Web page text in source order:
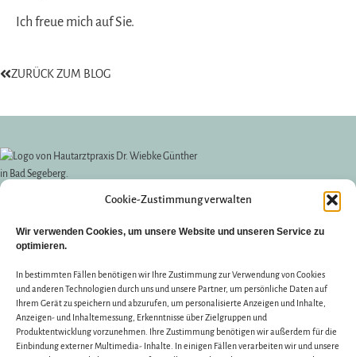
Cookie-Zustimmung verwalten
Wir verwenden Cookies, um unsere Website und unseren Service zu
optimieren.
In bestimmten Fällen benötigen wir Ihre Zustimmung zur Verwendung von Cookies
und anderen Technologien durch uns und unsere Partner, um persönliche Daten auf
Ihrem Gerät zu speichern und abzurufen, um personalisierte Anzeigen und Inhalte,
Anzeigen- und Inhaltemessung, Erkenntnisse über Zielgruppen und
Produktentwicklung vorzunehmen. Ihre Zustimmung benötigen wir außerdem für die
Einbindung externer Multimedia- Inhalte. In einigen Fällen verarbeiten wir und unsere
Ich freue mich auf Sie.
ZURÜCK ZUM BLOG
Dr. med. Wiebke Günther
Fachärztin für Haut- & Geschlechtskrankheiten, Allergologie
Parkstraße 38 | 23795 Bad Segeberg
Telefon 04551 93 8 48
Telefax 04551 93 9 48
willkommen@hautarzt-bad-segeberg.de